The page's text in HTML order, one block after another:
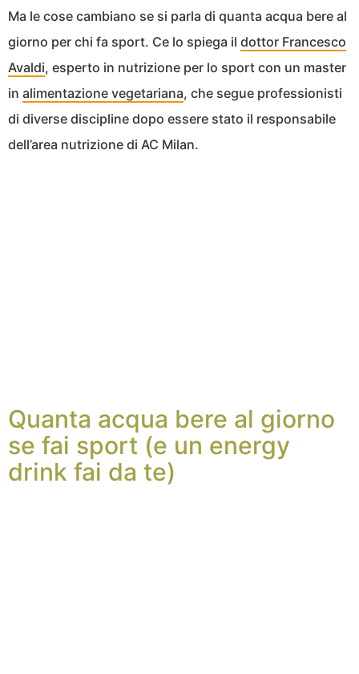
Ma le cose cambiano se si parla di quanta acqua bere al
giorno per chi fa sport. Ce lo spiega il dottor Francesco
Avaldi, esperto in nutrizione per lo sport con un master
in alimentazione vegetariana, che segue professionisti
di diverse discipline dopo essere stato il responsabile
dell’area nutrizione di AC Milan.
Quanta acqua bere al giorno
se fai sport (e un energy
drink fai da te)